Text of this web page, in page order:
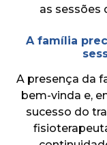
as sessões
A família
A presença da
bem-vinda e,
sucesso do